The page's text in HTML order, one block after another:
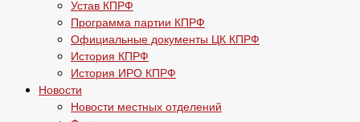
Устав КПРФ
Программа партии КПРФ
Официальные документы ЦК КПРФ
История КПРФ
История ИРО КПРФ
Новости
Новости местных отделений